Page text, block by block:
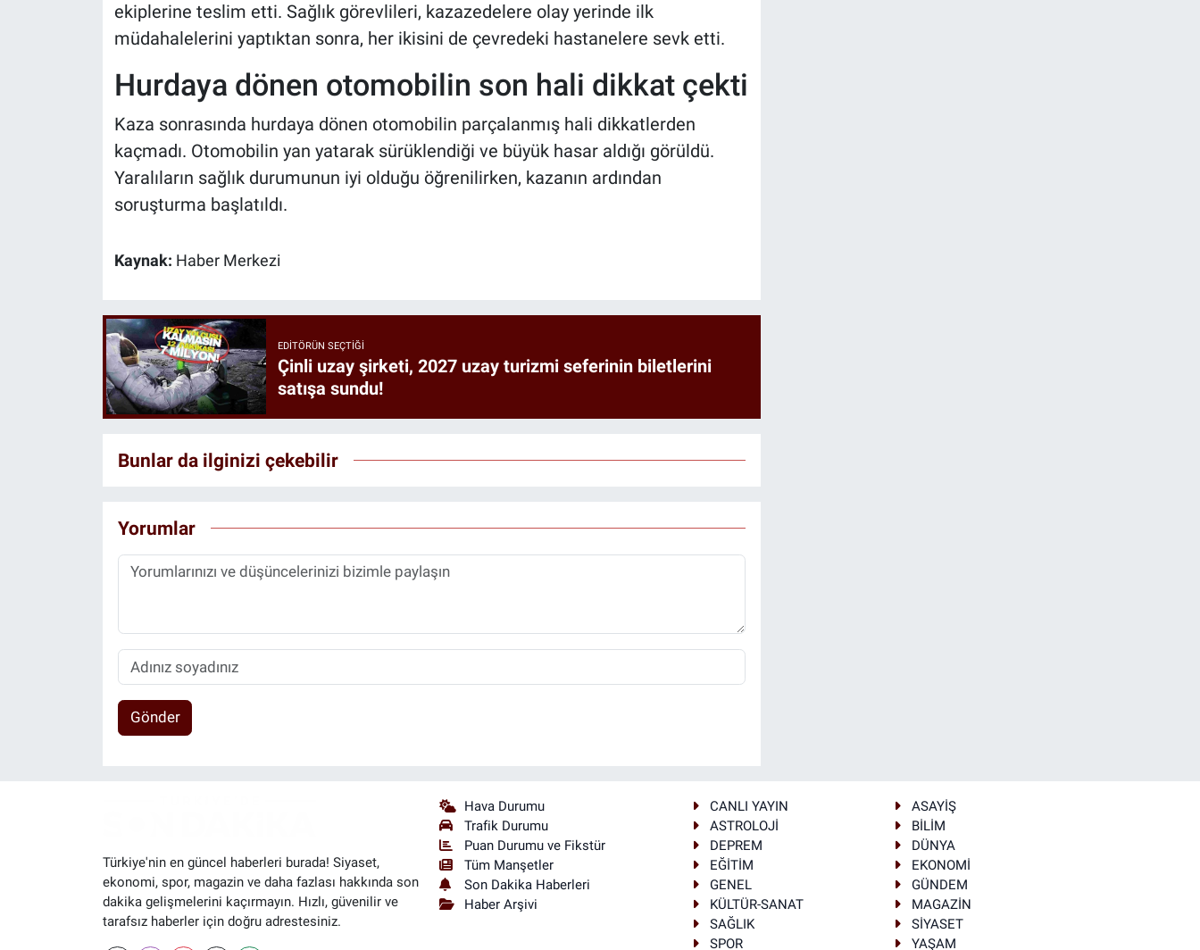
ekiplerine teslim etti. Sağlık görevlileri, kazazedelere olay yerinde ilk
müdahalelerini yaptıktan sonra, her ikisini de çevredeki hastanelere sevk etti.
Hurdaya dönen otomobilin son hali dikkat çekti
Kaza sonrasında hurdaya dönen otomobilin parçalanmış hali dikkatlerden
kaçmadı. Otomobilin yan yatarak sürüklendiği ve büyük hasar aldığı görüldü.
Yaralıların sağlık durumunun iyi olduğu öğrenilirken, kazanın ardından
soruşturma başlatıldı.
Kaynak: Haber Merkezi
EDITÖRÜN SEÇTIĞI
Çinli uzay şirketi, 2027 uzay turizmi seferinin biletlerini
satışa sundu!
Bunlar da ilginizi çekebilir
Yorumlar
Gönder
Türkiye'nin en güncel haberleri burada! Siyaset,
ekonomi, spor, magazin ve daha fazlası hakkında son
dakika gelişmelerini kaçırmayın. Hızlı, güvenilir ve
tarafsız haberler için doğru adrestesiniz.
Hava Durumu
Trafik Durumu
Puan Durumu ve Fikstür
Tüm Manşetler
Son Dakika Haberleri
Haber Arşivi
CANLI YAYIN
ASAYİŞ
ASTROLOJİ
BİLİM
DEPREM
DÜNYA
EĞİTİM
EKONOMİ
GENEL
GÜNDEM
KÜLTÜR-SANAT
MAGAZİN
SAĞLIK
SİYASET
SPOR
YAŞAM